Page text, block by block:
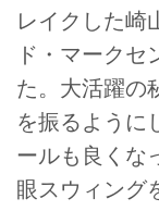
レイクした崎
ド・マークセ
た。大活躍の
を振るように
ールも良くな
眼スウィング